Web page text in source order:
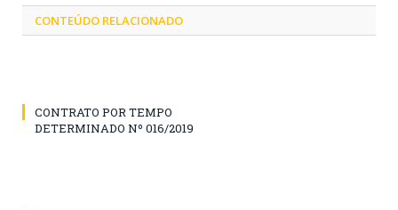
CONTEÚDO RELACIONADO
CONTRATO POR TEMPO
DETERMINADO Nº 016/2019